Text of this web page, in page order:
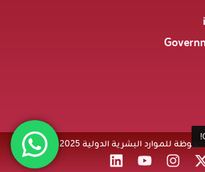
للموارد البشرية الدولية 2025 ®